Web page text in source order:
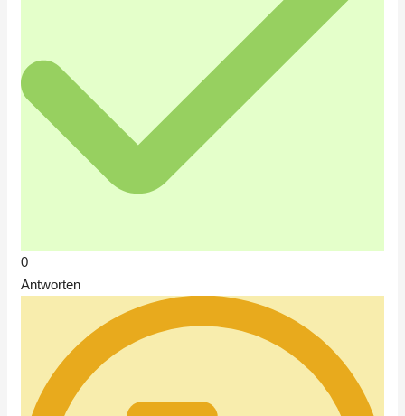
0
Antworten